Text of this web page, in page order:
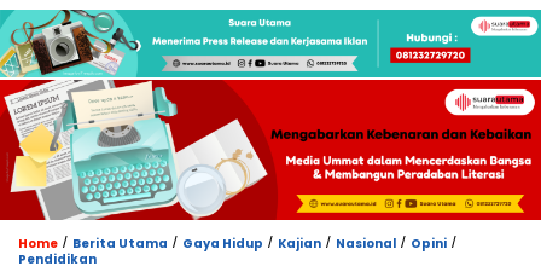
Home / Berita Utama / Gaya Hidup / Kajian / Nasional / Opini /
Pendidikan